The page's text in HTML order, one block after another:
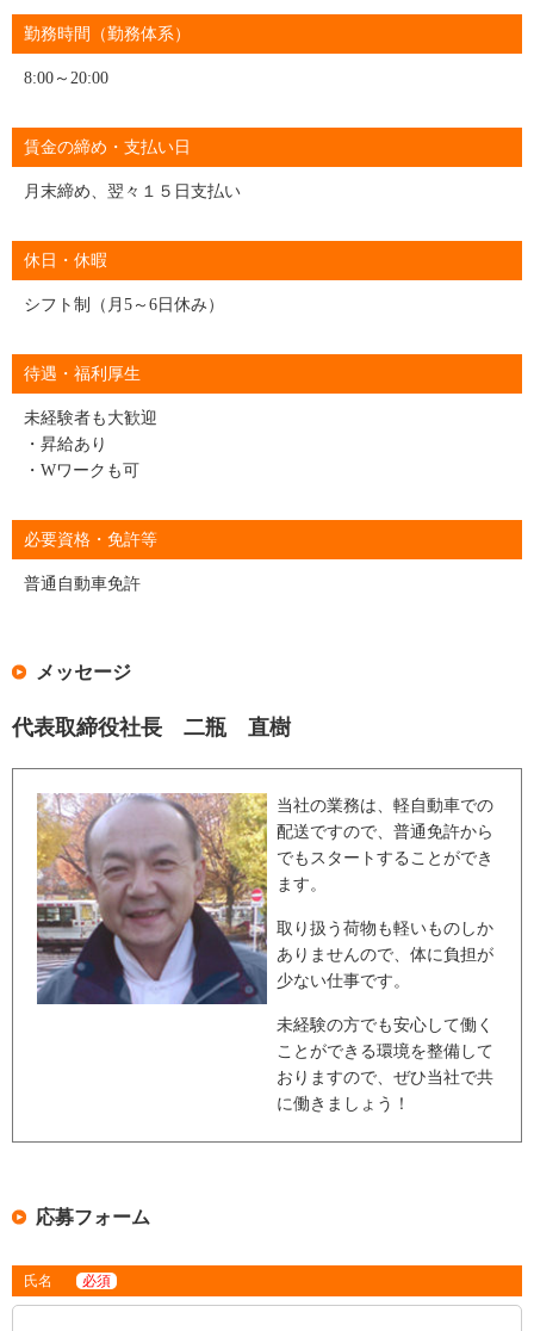
勤務時間（勤務体系）
8:00～20:00
賃金の締め・支払い日
月末締め、翌々１５日支払い
休日・休暇
シフト制（月5～6日休み）
待遇・福利厚生
未経験者も大歓迎
・昇給あり
・Wワークも可
必要資格・免許等
普通自動車免許
メッセージ
代表取締役社長 二瓶 直樹
当社の業務は、軽自動車での
配送ですので、普通免許から
でもスタートすることができ
ます。
取り扱う荷物も軽いものしか
ありませんので、体に負担が
少ない仕事です。
未経験の方でも安心して働く
ことができる環境を整備して
おりますので、ぜひ当社で共
に働きましょう！
応募フォーム
氏名 必須